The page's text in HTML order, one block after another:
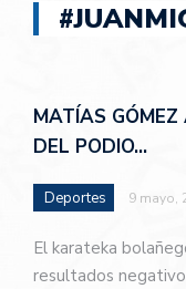
MATÍAS
DEL PODIO…
Deportes 9 mayo,
El karateka
resultados